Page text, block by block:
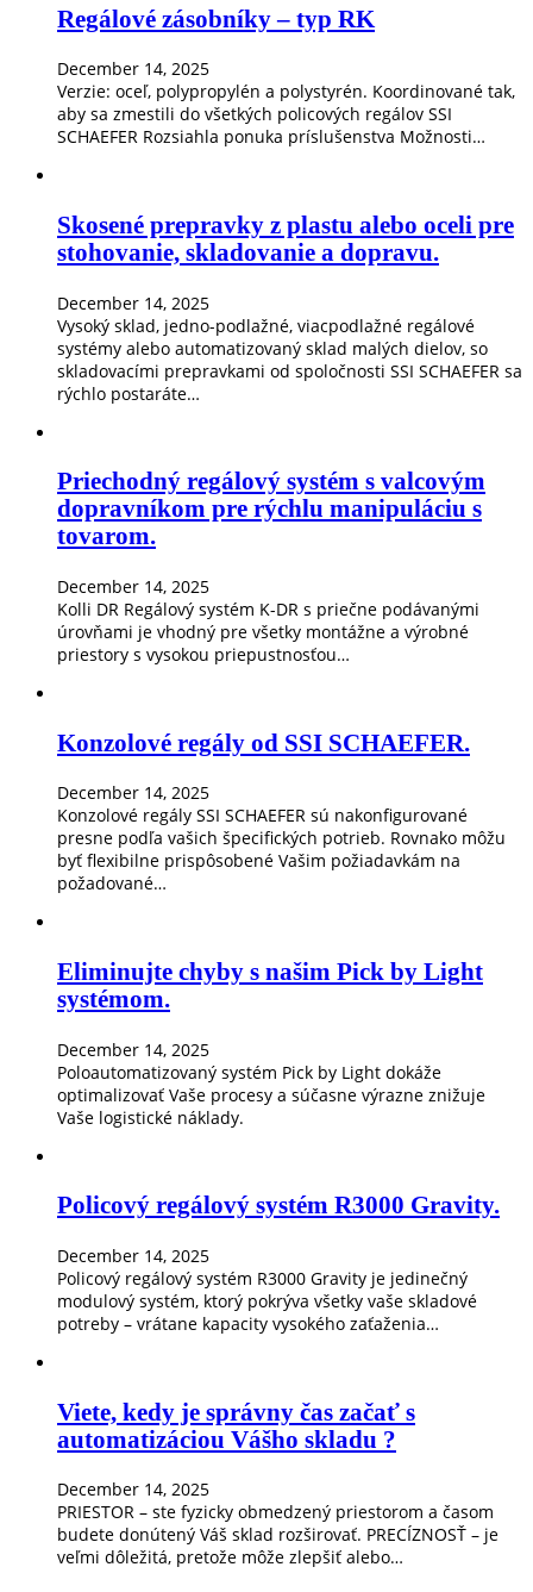
Regálové zásobníky – typ RK
December 14, 2025
Verzie: oceľ, polypropylén a polystyrén. Koordinované tak,
aby sa zmestili do všetkých policových regálov SSI
SCHAEFER Rozsiahla ponuka príslušenstva Možnosti…
Skosené prepravky z plastu alebo oceli pre
stohovanie, skladovanie a dopravu.
December 14, 2025
Vysoký sklad, jedno-podlažné, viacpodlažné regálové
systémy alebo automatizovaný sklad malých dielov, so
skladovacími prepravkami od spoločnosti SSI SCHAEFER sa
rýchlo postaráte…
Priechodný regálový systém s valcovým
dopravníkom pre rýchlu manipuláciu s
tovarom.
December 14, 2025
Kolli DR Regálový systém K-DR s priečne podávanými
úrovňami je vhodný pre všetky montážne a výrobné
priestory s vysokou priepustnosťou…
Konzolové regály od SSI SCHAEFER.
December 14, 2025
Konzolové regály SSI SCHAEFER sú nakonfigurované
presne podľa vašich špecifických potrieb. Rovnako môžu
byť flexibilne prispôsobené Vašim požiadavkám na
požadované…
Eliminujte chyby s našim Pick by Light
systémom.
December 14, 2025
Poloautomatizovaný systém Pick by Light dokáže
optimalizovať Vaše procesy a súčasne výrazne znižuje
Vaše logistické náklady.
Policový regálový systém R3000 Gravity.
December 14, 2025
Policový regálový systém R3000 Gravity je jedinečný
modulový systém, ktorý pokrýva všetky vaše skladové
potreby – vrátane kapacity vysokého zaťaženia…
Viete, kedy je správny čas začať s
automatizáciou Vášho skladu ?
December 14, 2025
PRIESTOR – ste fyzicky obmedzený priestorom a časom
budete donútený Váš sklad rozširovať. PRECÍZNOSŤ – je
veľmi dôležitá, pretože môže zlepšiť alebo…